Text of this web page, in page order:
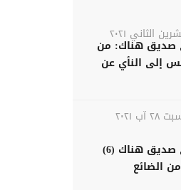
صديق هناك: من
إلى النأي عن
آب ٢٠٢١
رسائل إلى صديق هناك (6)
الضائع